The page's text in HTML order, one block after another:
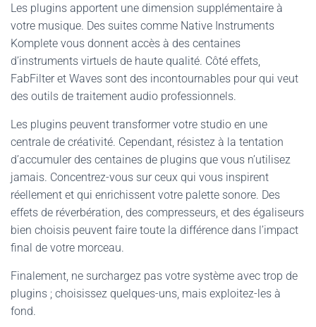
Les plugins apportent une dimension supplémentaire à
votre musique. Des suites comme Native Instruments
Komplete vous donnent accès à des centaines
d’instruments virtuels de haute qualité. Côté effets,
FabFilter et Waves sont des incontournables pour qui veut
des outils de traitement audio professionnels.
Les plugins peuvent transformer votre studio en une
centrale de créativité. Cependant, résistez à la tentation
d’accumuler des centaines de plugins que vous n’utilisez
jamais. Concentrez-vous sur ceux qui vous inspirent
réellement et qui enrichissent votre palette sonore. Des
effets de réverbération, des compresseurs, et des égaliseurs
bien choisis peuvent faire toute la différence dans l’impact
final de votre morceau.
Finalement, ne surchargez pas votre système avec trop de
plugins ; choisissez quelques-uns, mais exploitez-les à
fond.